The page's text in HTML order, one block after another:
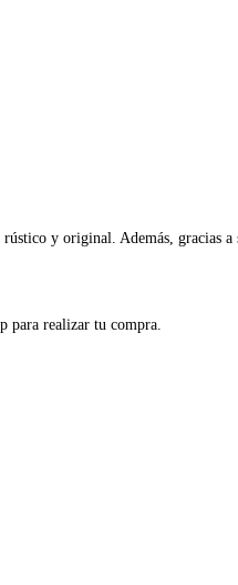
y original. Además, gracias
para realizar tu compra.